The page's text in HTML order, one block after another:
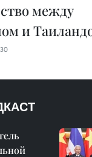
между
и